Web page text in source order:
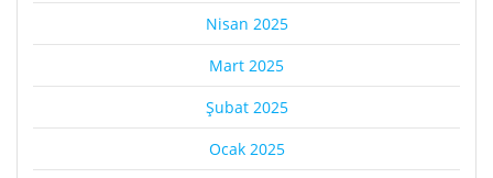
Nisan 2025
Mart 2025
Şubat 2025
Ocak 2025